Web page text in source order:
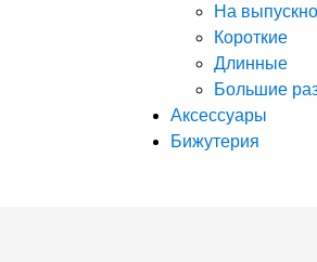
На
Короткие
Длинные
Большие
Аксессуары
Бижутерия